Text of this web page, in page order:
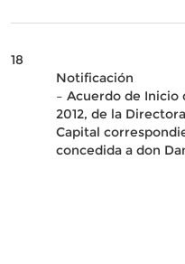
18
Notificación
– Acuerdo de Inicio
2012, de la
Capital
concedida a don